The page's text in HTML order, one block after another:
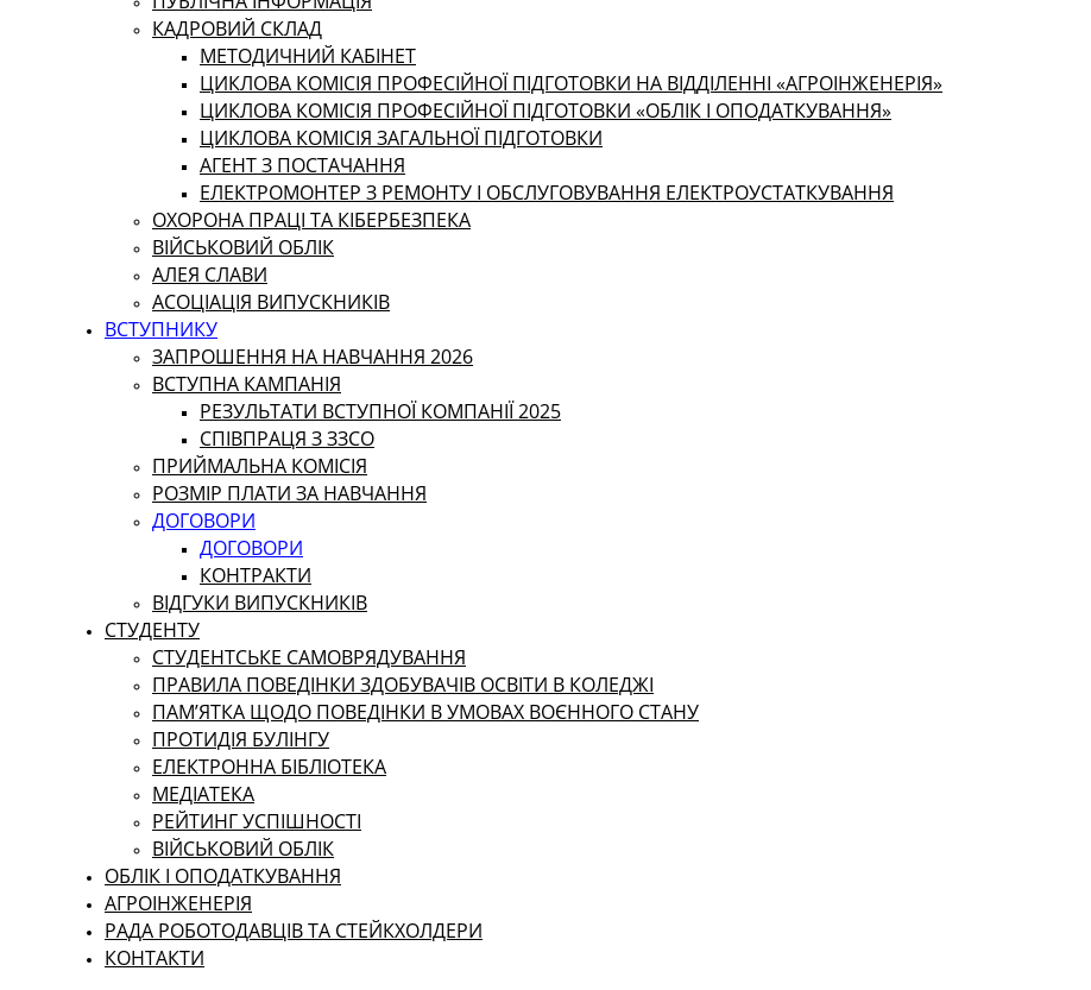
КАДРОВИЙ СКЛАД
МЕТОДИЧНИЙ КАБІНЕТ
ЦИКЛОВА КОМІСІЯ ПРОФЕСІЙНОЇ ПІДГОТОВКИ НА ВІДДІЛЕННІ «АГРОІНЖЕНЕРІЯ»
ЦИКЛОВА КОМІСІЯ ПРОФЕСІЙНОЇ ПІДГОТОВКИ «ОБЛІК І ОПОДАТКУВАННЯ»
ЦИКЛОВА КОМІСІЯ ЗАГАЛЬНОЇ ПІДГОТОВКИ
АГЕНТ З ПОСТАЧАННЯ
ЕЛЕКТРОМОНТЕР З РЕМОНТУ І ОБСЛУГОВУВАННЯ ЕЛЕКТРОУСТАТКУВАННЯ
ОХОРОНА ПРАЦІ ТА КІБЕРБЕЗПЕКА
ВІЙСЬКОВИЙ ОБЛІК
АЛЕЯ СЛАВИ
АСОЦІАЦІЯ ВИПУСКНИКІВ
ВСТУПНИКУ
ЗАПРОШЕННЯ НА НАВЧАННЯ 2026
ВСТУПНА КАМПАНІЯ
РЕЗУЛЬТАТИ ВСТУПНОЇ КОМПАНІЇ 2025
СПІВПРАЦЯ З ЗЗСО
ПРИЙМАЛЬНА КОМІСІЯ
РОЗМІР ПЛАТИ ЗА НАВЧАННЯ
ДОГОВОРИ
ДОГОВОРИ
КОНТРАКТИ
ВІДГУКИ ВИПУСКНИКІВ
СТУДЕНТУ
CТУДЕНТСЬКЕ САМОВРЯДУВАННЯ
ПРАВИЛА ПОВЕДІНКИ ЗДОБУВАЧІВ ОСВІТИ В КОЛЕДЖІ
ПАМ’ЯТКА ЩОДО ПОВЕДІНКИ В УМОВАХ ВОЄННОГО СТАНУ
ПРОТИДІЯ БУЛІНГУ
ЕЛЕКТРОННА БІБЛІОТЕКА
МЕДІАТЕКА
РЕЙТИНГ УСПІШНОСТІ
ВІЙСЬКОВИЙ ОБЛІК
ОБЛІК І ОПОДАТКУВАННЯ
АГРОІНЖЕНЕРІЯ
РАДА РОБОТОДАВЦІВ ТА СТЕЙКХОЛДЕРИ
КОНТАКТИ